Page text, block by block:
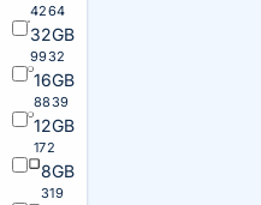
4264
32GB
9932
16GB
8839
12GB
172
8GB
319